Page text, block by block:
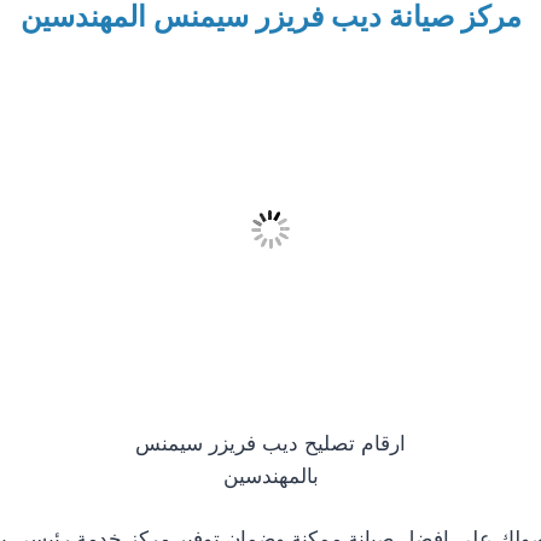
مركز صيانة ديب فريزر سيمنس المهندسين
ارقام تصليح ديب فريزر سيمنس
بالمهندسين